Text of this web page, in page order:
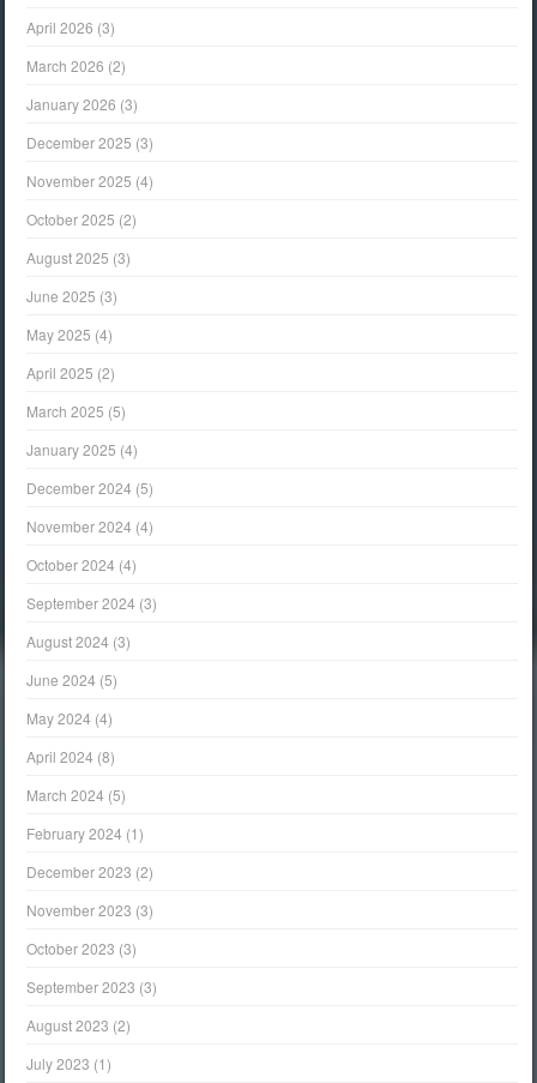
April 2026 (3)
March 2026 (2)
January 2026 (3)
December 2025 (3)
November 2025 (4)
October 2025 (2)
August 2025 (3)
June 2025 (3)
May 2025 (4)
April 2025 (2)
March 2025 (5)
January 2025 (4)
December 2024 (5)
November 2024 (4)
October 2024 (4)
September 2024 (3)
August 2024 (3)
June 2024 (5)
May 2024 (4)
April 2024 (8)
March 2024 (5)
February 2024 (1)
December 2023 (2)
November 2023 (3)
October 2023 (3)
September 2023 (3)
August 2023 (2)
July 2023 (1)